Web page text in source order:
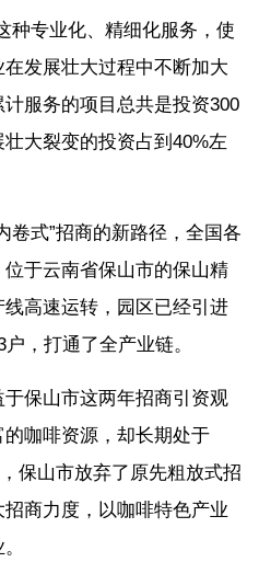
种专业化、精细化服务，使
发展壮大过程中不断加大
服务的项目总共是投资300
大裂变的投资占到40%左
卷式”招商的新路径，全国各
于云南省保山市的保山精
高速运转，园区已经引进
，打通了全产业链。
保山市这两年招商引资观
咖啡资源，却长期处于
保山市放弃了原先粗放式招
商力度，以咖啡特色产业